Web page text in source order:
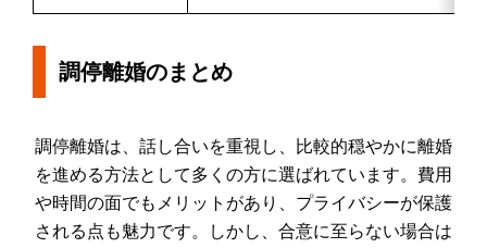
調停離婚のまとめ
調停離婚は、話し合いを重視し、比較的穏やかに離婚
を進める方法として多くの方に選ばれています。費用
や時間の面でもメリットがあり、プライバシーが保護
される点も魅力です。しかし、合意に至らない場合は